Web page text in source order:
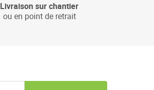
Livraison sur chantier
ou en point de retrait